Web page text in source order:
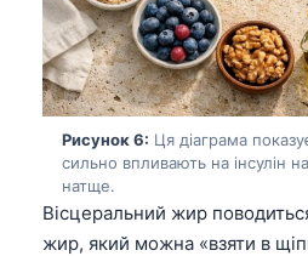
Рисунок 6: Ця діаграма
сильно впливають на інсулін
натще.
Вісцеральний жир
жир, який можна «взяти в
پښتو
سنڌي
සිංහල
অসমীয়া